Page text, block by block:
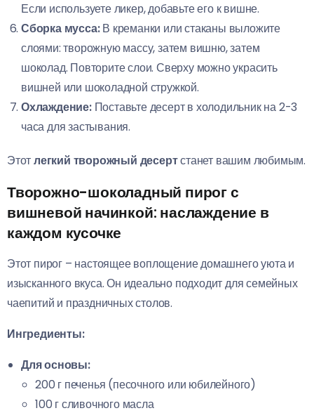
Если используете ликер, добавьте его к вишне.
Сборка мусса:В креманки или стаканы выложите
слоями: творожную массу, затем вишню, затем
шоколад. Повторите слои. Сверху можно украсить
вишней или шоколадной стружкой.
Охлаждение:Поставьте десерт в холодильник на 2-3
часа для застывания.
Этотлегкий творожный десертстанет вашим любимым.
Творожно-шоколадный пирог с
вишневой начинкой: наслаждение в
каждом кусочке
Этот пирог – настоящее воплощение домашнего уюта и
изысканного вкуса. Он идеально подходит для семейных
чаепитий и праздничных столов.
Ингредиенты:
Для основы:
200 г печенья (песочного или юбилейного)
100 г сливочного масла